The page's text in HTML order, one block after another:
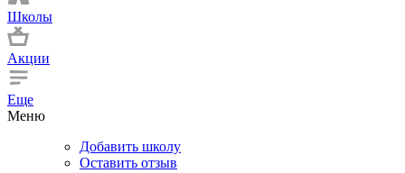
Школы
Акции
Еще
Меню
Добавить школу
Оставить отзыв